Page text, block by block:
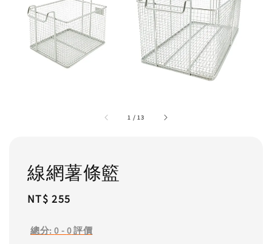
1 / 13
線網薯條籃
Regular
NT$ 255
總分:0 - 0評價